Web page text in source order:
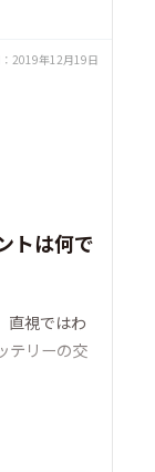
2019年12月19日
トは何で
直視ではわ
テリーの交